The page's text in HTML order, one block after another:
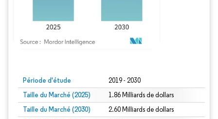
Période d'étude 2019 - 2030
Taille du Marché (2025) 1.86 Milliards de dollars
Taille du Marché (2030) 2.60 Milliards de dollars